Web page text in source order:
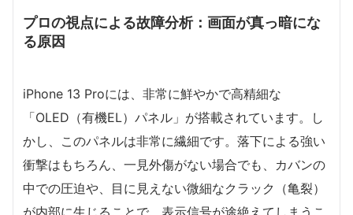
プロの視点による故障分析：画面が真っ暗にな
る原因
iPhone 13 Proには、非常に鮮やかで高精細な
「OLED（有機EL）パネル」が搭載されています。し
かし、このパネルは非常に繊細です。落下による強い
衝撃はもちろん、一見外傷がない場合でも、カバンの
中での圧迫や、目に見えない微細なクラック（亀裂）
が内部に生じることで、表示信号が途絶えてしまうこ